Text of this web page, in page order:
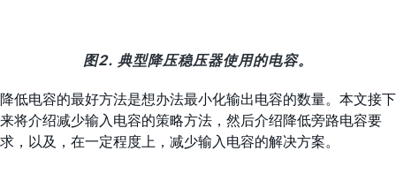
图2. 典型降压稳压器使用的电容。
降低电容的最好方法是想办法最小化输出电容的数量。本文接下
来将介绍减少输入电容的策略方法，然后介绍降低旁路电容要
求，以及，在一定程度上，减少输入电容的解决方案。